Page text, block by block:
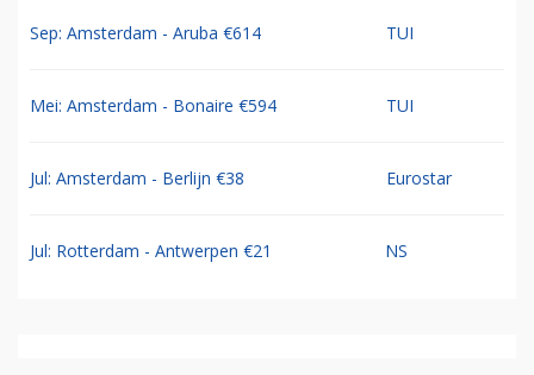
Sep: Amsterdam - Aruba €614 TUI
Mei: Amsterdam - Bonaire €594 TUI
Jul: Amsterdam - Berlijn €38 Eurostar
Jul: Rotterdam - Antwerpen €21 NS